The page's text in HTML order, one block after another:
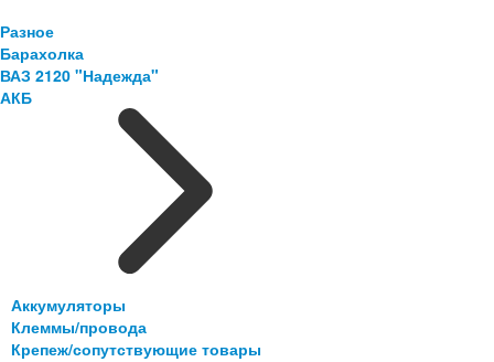
Разное
Барахолка
ВАЗ 2120 "Надежда"
АКБ
Аккумуляторы
Клеммы/провода
Крепеж/сопутствующие товары